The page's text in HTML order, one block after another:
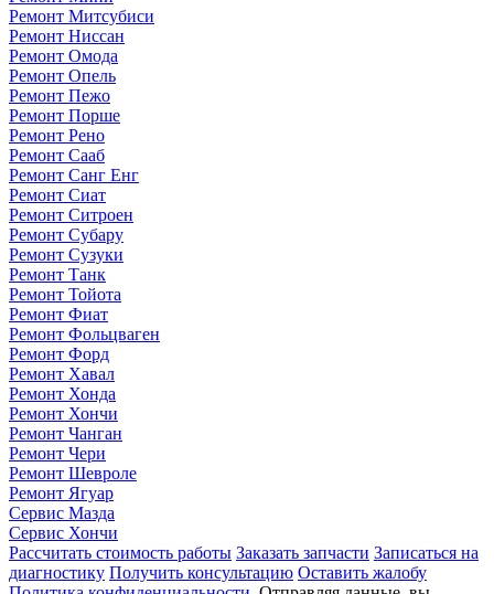
Ремонт Митсубиси
Ремонт Ниссан
Ремонт Омода
Ремонт Опель
Ремонт Пежо
Ремонт Порше
Ремонт Рено
Ремонт Сааб
Ремонт Санг Енг
Ремонт Сиат
Ремонт Ситроен
Ремонт Субару
Ремонт Сузуки
Ремонт Танк
Ремонт Тойота
Ремонт Фиат
Ремонт Фольцваген
Ремонт Форд
Ремонт Хавал
Ремонт Хонда
Ремонт Хончи
Ремонт Чанган
Ремонт Чери
Ремонт Шевроле
Ремонт Ягуар
Сервис Мазда
Сервис Хончи
Рассчитать стоимость работы Заказать запчасти Записаться на
диагностику Получить консультацию Оставить жалобу